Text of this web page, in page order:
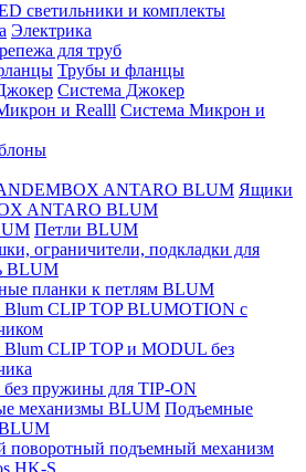
светильники и комплекты
Электрика
для труб
Трубы и фланцы
Система Джокер
Система Микрон и
Ящики
ANTARO BLUM
Петли BLUM
ограничители, подкладки для
BLUM
планки к петлям BLUM
Blum CLIP TOP BLUMOTION с
CLIP TOP и MODUL без
пружины для TIP-ON
Подъемные
поворотный подъемный механизм
HK-S